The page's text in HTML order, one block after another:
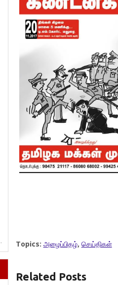
Topics: அழைப்பிதழ், செய்திகள்
Related Posts